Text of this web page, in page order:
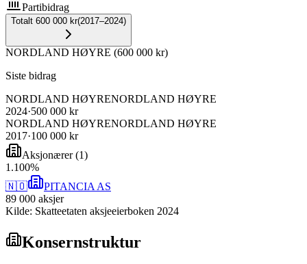
Partibidrag
Totalt 600 000 kr(2017–2024)
NORDLAND HØYRE (600 000 kr)
Siste bidrag
NORDLAND HØYRENORDLAND HØYRE
2024·500 000 kr
NORDLAND HØYRENORDLAND HØYRE
2017·100 000 kr
Aksjonærer(1)
1 .100%
🇳🇴
PITANCIA AS
89 000 aksjer
Kilde: Skatteetaten aksjeeierboken 2024
Konsernstruktur